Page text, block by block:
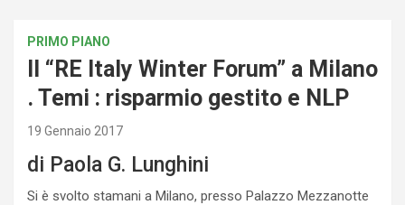
PRIMO PIANO
Il “RE Italy Winter Forum” a Milano
. Temi : risparmio gestito e NLP
19 Gennaio 2017
di Paola G. Lunghini
Si è svolto stamani a Milano, presso Palazzo Mezzanotte